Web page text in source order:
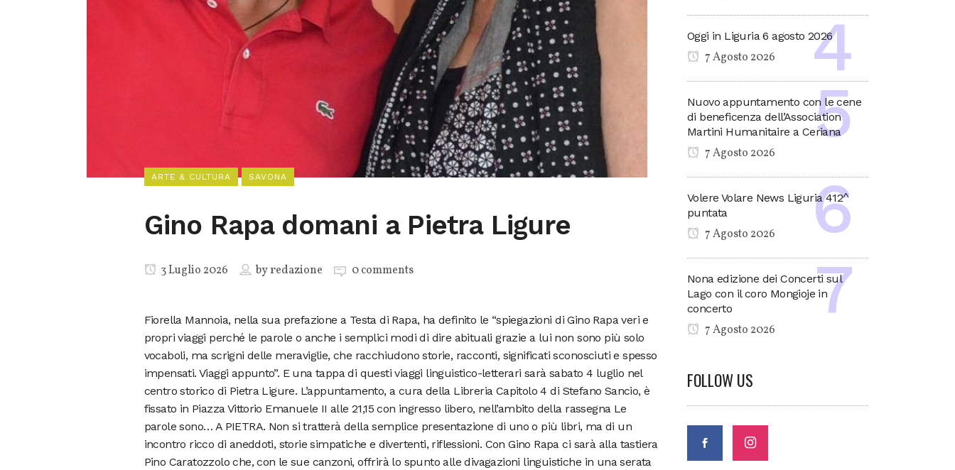
ARTE & CULTURA SAVONA
Gino Rapa domani a Pietra Ligure
3 Luglio 2026 byredazione 0 comments
Fiorella Mannoia, nella sua prefazione a Testa di Rapa, ha definito le “spiegazioni di Gino Rapa veri e
propri viaggi perché le parole o anche i semplici modi di dire abituali grazie a lui non sono più solo
vocaboli, ma scrigni delle meraviglie, che racchiudono storie, racconti, significati sconosciuti e spesso
impensati. Viaggi appunto”. E una tappa di questi viaggi linguistico-letterari sarà sabato 4 luglio nel
centro storico di Pietra Ligure. L’appuntamento, a cura della Libreria Capitolo 4 di Stefano Sancio, è
fissato in Piazza Vittorio Emanuele II alle 21,15 con ingresso libero, nell’ambito della rassegna Le
parole sono… A PIETRA. Non si tratterà della semplice presentazione di uno o più libri, ma di un
incontro ricco di aneddoti, storie simpatiche e divertenti, riflessioni. Con Gino Rapa ci sarà alla tastiera
Pino Caratozzolo che, con le sue canzoni, offrirà lo spunto alle divagazioni linguistiche in una serata
Oggi in Liguria 6 agosto 2026
7 Agosto 2026
Nuovo appuntamento con le cene
di beneficenza dell’Association
Martini Humanitaire a Ceriana
7 Agosto 2026
Volere Volare News Liguria 412^
puntata
7 Agosto 2026
Nona edizione dei Concerti sul
Lago con il coro Mongioje in
concerto
7 Agosto 2026
FOLLOW US